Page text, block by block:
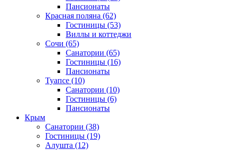
Пансионаты
Красная поляна (62)
Гостиницы (53)
Виллы и коттеджи
Сочи (65)
Санатории (65)
Гостиницы (16)
Пансионаты
Туапсе (10)
Санатории (10)
Гостиницы (6)
Пансионаты
Крым
Санатории (38)
Гостиницы (19)
Алушта (12)